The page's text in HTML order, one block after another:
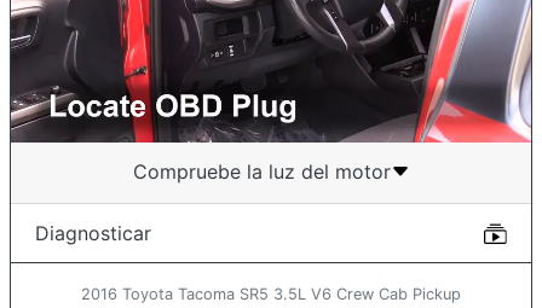
Compruebe la luz del motor
Diagnosticar
2016 Toyota Tacoma SR5 3.5L V6 Crew Cab Pickup